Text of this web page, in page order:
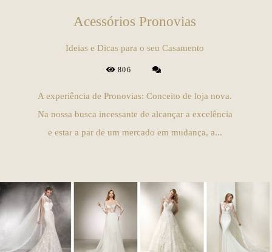
Acessórios Pronovias
Ideias e Dicas para o seu Casamento
806
A experiência de Pronovias: Conceito de loja nova.
Na nossa busca incessante de alcançar a excelência
e estar a par de um mercado em mudança, a...